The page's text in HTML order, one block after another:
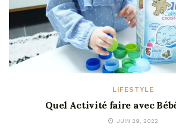
LIFESTYLE
Quel Activité faire avec
JUIN 29, 2022